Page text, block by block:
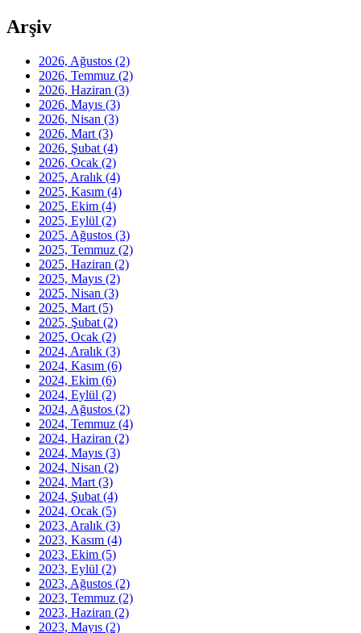
Arşiv
2026, Ağustos (2)
2026, Temmuz (2)
2026, Haziran (3)
2026, Mayıs (3)
2026, Nisan (3)
2026, Mart (3)
2026, Şubat (4)
2026, Ocak (2)
2025, Aralık (4)
2025, Kasım (4)
2025, Ekim (4)
2025, Eylül (2)
2025, Ağustos (3)
2025, Temmuz (2)
2025, Haziran (2)
2025, Mayıs (2)
2025, Nisan (3)
2025, Mart (5)
2025, Şubat (2)
2025, Ocak (2)
2024, Aralık (3)
2024, Kasım (6)
2024, Ekim (6)
2024, Eylül (2)
2024, Ağustos (2)
2024, Temmuz (4)
2024, Haziran (2)
2024, Mayıs (3)
2024, Nisan (2)
2024, Mart (3)
2024, Şubat (4)
2024, Ocak (5)
2023, Aralık (3)
2023, Kasım (4)
2023, Ekim (5)
2023, Eylül (2)
2023, Ağustos (2)
2023, Temmuz (2)
2023, Haziran (2)
2023, Mayıs (2)